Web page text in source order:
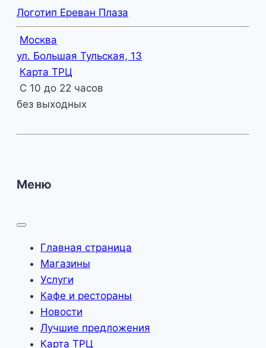
Логотип Ереван Плаза
Москва
ул. Большая Тульская, 13
Карта ТРЦ
С 10 до 22 часов
без выходных
Меню
Главная страница
Магазины
Услуги
Кафе и рестораны
Новости
Лучшие предложения
Карта ТРЦ